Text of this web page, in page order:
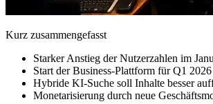
Kurz zusammengefasst
Starker Anstieg der Nutzerzahlen im
Start der Business-Plattform für Q1
Hybride KI-Suche soll Inhalte besser
Monetarisierung durch neue